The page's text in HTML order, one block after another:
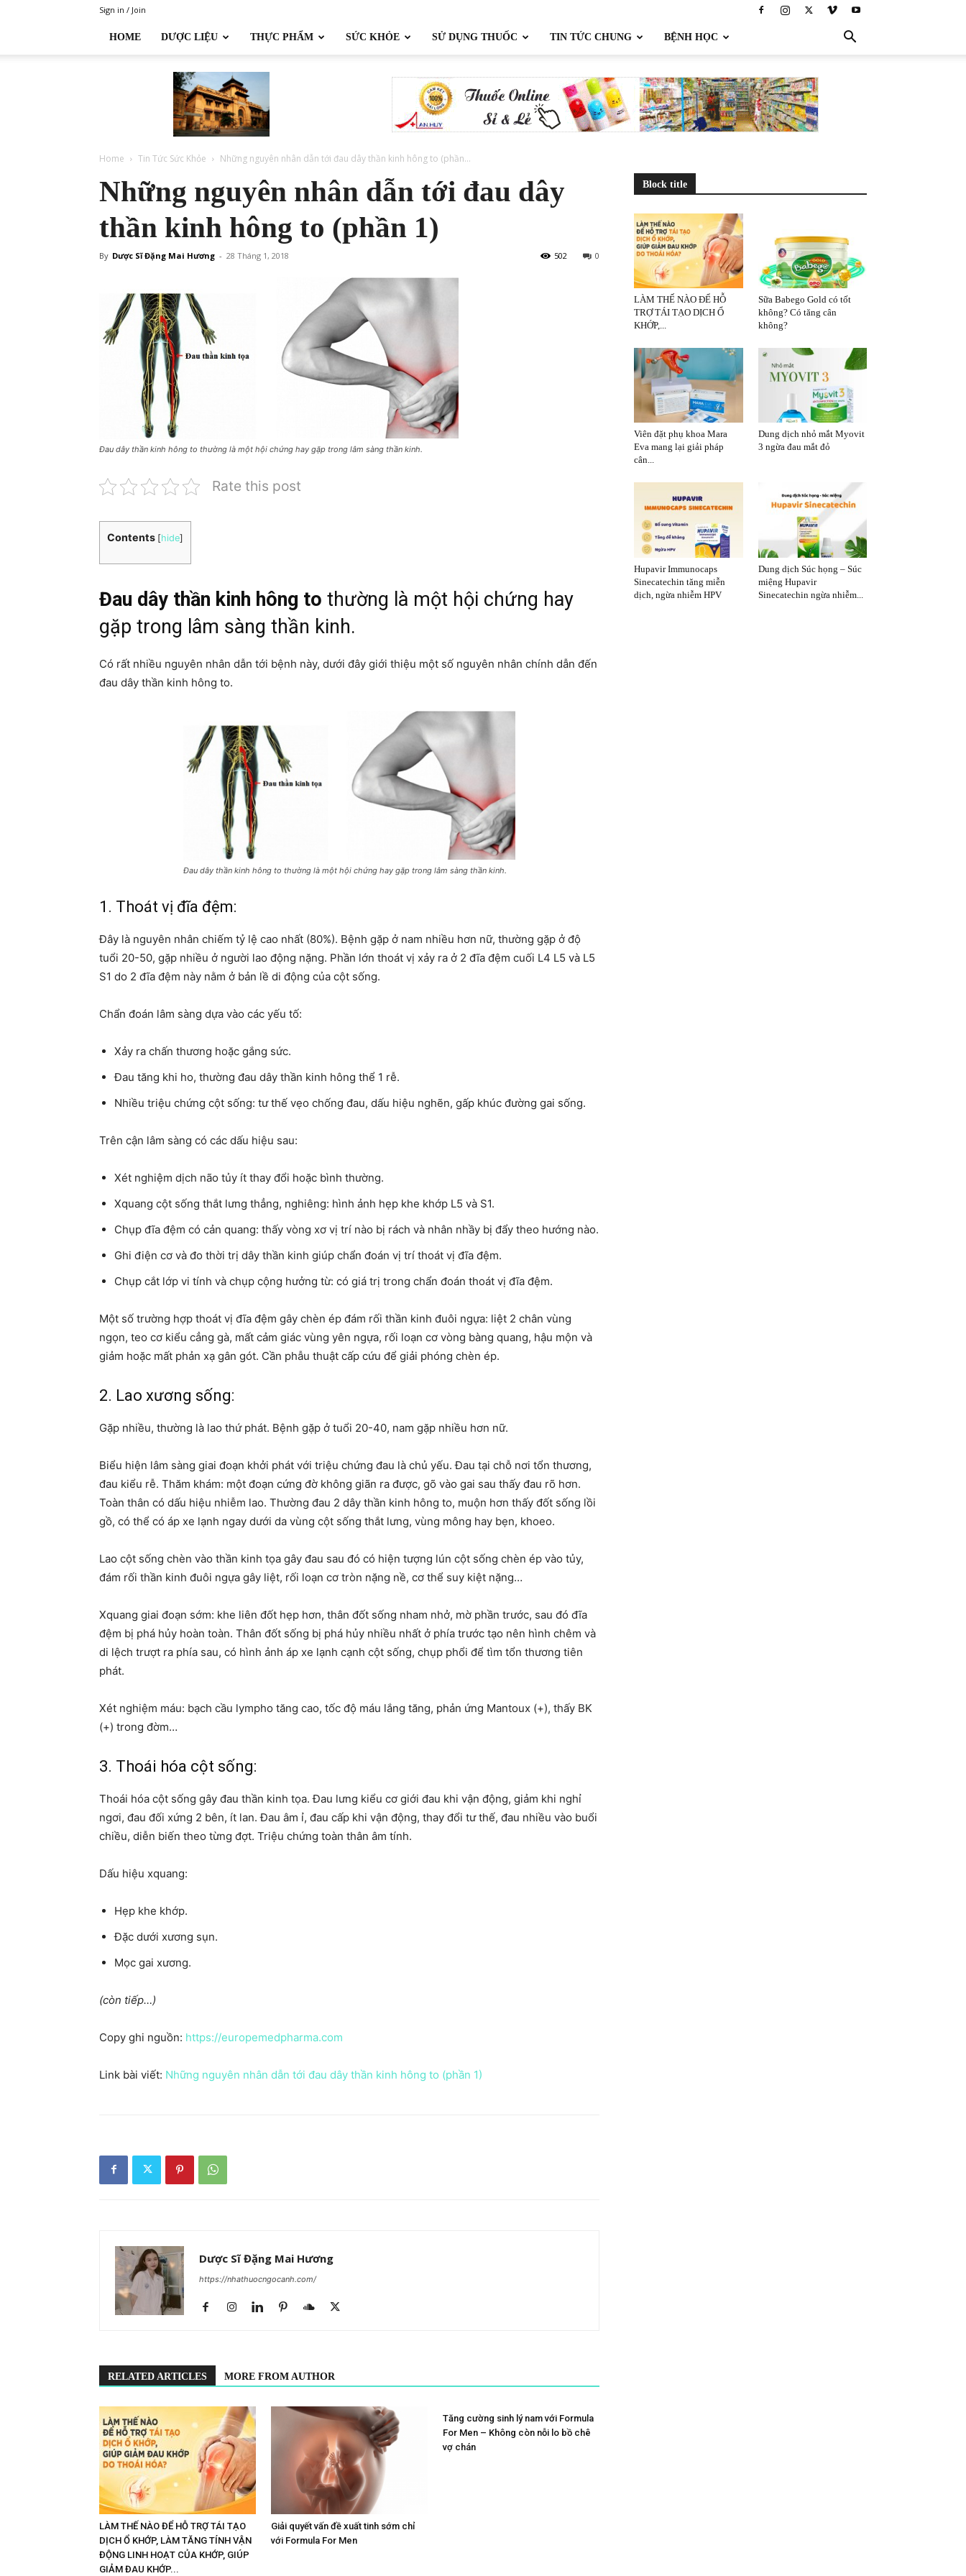
Sign in / Join
HOME DƯỢC LIỆU THỰC PHẨM SỨC KHỎE SỬ DỤNG THUỐC TIN TỨC CHUNG BỆNH HỌC
Home Tin Tức Sức Khỏe Những nguyên nhân dẫn tới đau dây thần kinh hông to (phần...
Những nguyên nhân dẫn tới đau dây
thần kinh hông to (phần 1)
By Dược Sĩ Đặng Mai Hương - 28 Tháng 1, 2018 0
502
Đau dây thần kinh hông to thường là một hội chứng hay gặp trong lâm sàng thần kinh.
Rate this post
Contents [hide]
Đau dây thần kinh hông to thường là một hội chứng hay
gặp trong lâm sàng thần kinh.
Có rất nhiều nguyên nhân dẫn tới bệnh này, dưới đây giới thiệu một số nguyên nhân chính dẫn đến
đau dây thần kinh hông to.
Đau dây thần kinh hông to thường là một hội chứng hay gặp trong lâm sàng thần kinh.
1. Thoát vị đĩa đệm:
Đây là nguyên nhân chiếm tỷ lệ cao nhất (80%). Bệnh gặp ở nam nhiều hơn nữ, thường gặp ở độ
tuổi 20-50, gặp nhiều ở người lao động nặng. Phần lớn thoát vị xảy ra ở 2 đĩa đệm cuối L4 L5 và L5
S1 do 2 đĩa đệm này nằm ở bản lề di động của cột sống.
Chẩn đoán lâm sàng dựa vào các yếu tố:
Xảy ra chấn thương hoặc gắng sức.
Đau tăng khi ho, thường đau dây thần kinh hông thể 1 rễ.
Nhiều triệu chứng cột sống: tư thế vẹo chống đau, dấu hiệu nghẽn, gấp khúc đường gai sống.
Trên cận lâm sàng có các dấu hiệu sau:
Xét nghiệm dịch não tủy ít thay đổi hoặc bình thường.
Xquang cột sống thắt lưng thẳng, nghiêng: hình ảnh hẹp khe khớp L5 và S1.
Chụp đĩa đệm có cản quang: thấy vòng xơ vị trí nào bị rách và nhân nhầy bị đẩy theo hướng nào.
Ghi điện cơ và đo thời trị dây thần kinh giúp chẩn đoán vị trí thoát vị đĩa đệm.
Chụp cắt lớp vi tính và chụp cộng hưởng từ: có giá trị trong chẩn đoán thoát vị đĩa đệm.
Một số trường hợp thoát vị đĩa đệm gây chèn ép đám rối thần kinh đuôi ngựa: liệt 2 chân vùng
ngọn, teo cơ kiểu cẳng gà, mất cảm giác vùng yên ngựa, rối loạn cơ vòng bàng quang, hậu mộn và
giảm hoặc mất phản xạ gân gót. Cần phẫu thuật cấp cứu để giải phóng chèn ép.
2. Lao xương sống:
Gặp nhiều, thường là lao thứ phát. Bệnh gặp ở tuổi 20-40, nam gặp nhiều hơn nữ.
Biểu hiện lâm sàng giai đoạn khởi phát với triệu chứng đau là chủ yếu. Đau tại chỗ nơi tổn thương,
đau kiểu rễ. Thăm khám: một đoạn cứng đờ không giãn ra được, gõ vào gai sau thấy đau rõ hơn.
Toàn thân có dấu hiệu nhiễm lao. Thường đau 2 dây thần kinh hông to, muộn hơn thấy đốt sống lồi
gồ, có thể có áp xe lạnh ngay dưới da vùng cột sống thắt lưng, vùng mông hay bẹn, khoeo.
Lao cột sống chèn vào thần kinh tọa gây đau sau đó có hiện tượng lún cột sống chèn ép vào tủy,
đám rối thần kinh đuôi ngựa gây liệt, rối loạn cơ tròn nặng nề, cơ thể suy kiệt nặng…
Xquang giai đoạn sớm: khe liên đốt hẹp hơn, thân đốt sống nham nhở, mờ phần trước, sau đó đĩa
đệm bị phá hủy hoàn toàn. Thân đốt sống bị phá hủy nhiều nhất ở phía trước tạo nên hình chêm và
di lệch trượt ra phía sau, có hình ảnh áp xe lạnh cạnh cột sống, chụp phổi để tìm tổn thương tiên
phát.
Xét nghiệm máu: bạch cầu lympho tăng cao, tốc độ máu lắng tăng, phản ứng Mantoux (+), thấy BK
(+) trong đờm…
3. Thoái hóa cột sống:
Thoái hóa cột sống gây đau thần kinh tọa. Đau lưng kiểu cơ giới đau khi vận động, giảm khi nghỉ
ngơi, đau đối xứng 2 bên, ít lan. Đau âm ỉ, đau cấp khi vận động, thay đổi tư thế, đau nhiều vào buổi
chiều, diễn biến theo từng đợt. Triệu chứng toàn thân âm tính.
Dấu hiệu xquang:
Hẹp khe khớp.
Đặc dưới xương sụn.
Mọc gai xương.
(còn tiếp…)
Copy ghi nguồn: https://europemedpharma.com
Link bài viết: Những nguyên nhân dẫn tới đau dây thần kinh hông to (phần 1)
Dược Sĩ Đặng Mai Hương
https://nhathuocngocanh.com/
RELATED ARTICLES MORE FROM AUTHOR
LÀM THẾ NÀO ĐỂ HỖ TRỢ TÁI TẠO
DỊCH Ổ KHỚP, LÀM TĂNG TÍNH VẬN
ĐỘNG LINH HOẠT CỦA KHỚP, GIÚP
GIẢM ĐAU KHỚP...
Giải quyết vấn đề xuất tinh sớm chỉ
với Formula For Men
Tăng cường sinh lý nam với Formula
For Men – Không còn nỗi lo bồ chê
vợ chán
Block title
LÀM THẾ NÀO ĐỂ HỖ
TRỢ TÁI TẠO DỊCH Ổ
KHỚP,...
Sữa Babego Gold có tốt
không? Có tăng cân
không?
Viên đặt phụ khoa Mara
Eva mang lại giải pháp
cân...
Dung dịch nhỏ mắt Myovit
3 ngừa đau mắt đỏ
Hupavir Immunocaps
Sinecatechin tăng miễn
dịch, ngừa nhiễm HPV
Dung dịch Súc họng – Súc
miệng Hupavir
Sinecatechin ngừa nhiễm...